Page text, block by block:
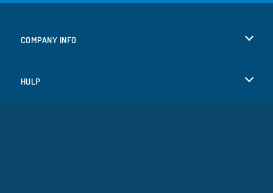
COMPANY INFO
HULP